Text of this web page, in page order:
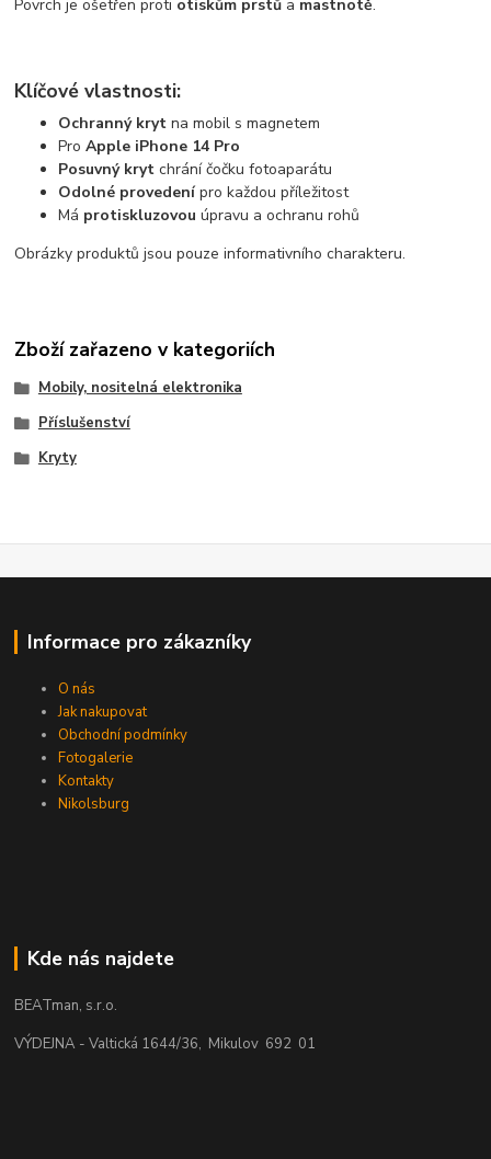
Povrch je ošetřen proti otiskům prstů a mastnotě.
Klíčové vlastnosti:
Ochranný kryt na mobil s magnetem
ProApple iPhone 14 Pro
Posuvný kryt chrání čočku fotoaparátu
Odolné provedenípro každou příležitost
Má protiskluzovou úpravu a ochranu rohů
Obrázky produktů jsou pouze informativního charakteru.
Zboží zařazeno v kategoriích
Mobily, nositelná elektronika
Příslušenství
Kryty
Informace pro zákazníky
O nás
Jak nakupovat
Obchodní podmínky
Fotogalerie
Kontakty
Nikolsburg
Kde nás najdete
BEATman, s.r.o.
VÝDEJNA - Valtická 1644/36, Mikulov 692 01